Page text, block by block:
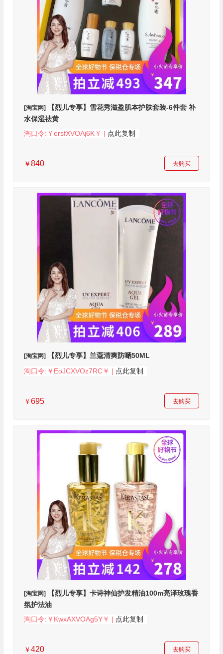
[淘宝网]【烈儿专享】雪花秀滋盈肌本护肤套装-6件套 补
水保湿祛黄
淘口令:￥ersfXVOAj6K￥ | 点此复制
￥840 去购买
[淘宝网]【烈儿专享】兰蔻清爽防嗮50ML
淘口令:￥EoJCXVOz7RC￥ | 点此复制
￥695 去购买
[淘宝网]【烈儿专享】卡诗神仙护发精油100m亮泽玫瑰香
氛护法油
淘口令:￥KwxAXVOAg5Y￥ | 点此复制
￥420 去购买